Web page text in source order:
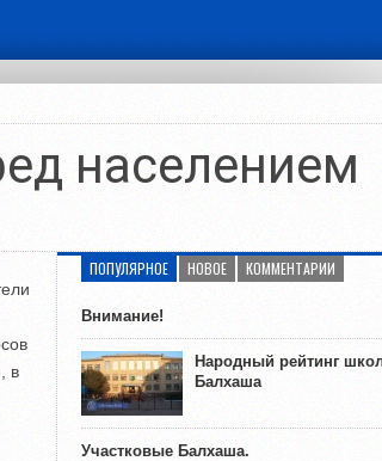
населением
в
ПОПУЛЯРНОЕ НОВОЕ КОММЕНТАРИИ
Внимание!
Народный рейтинг
Балхаша
Участковые Балхаша.